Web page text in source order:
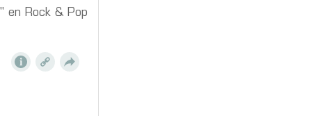
" en Rock & Pop